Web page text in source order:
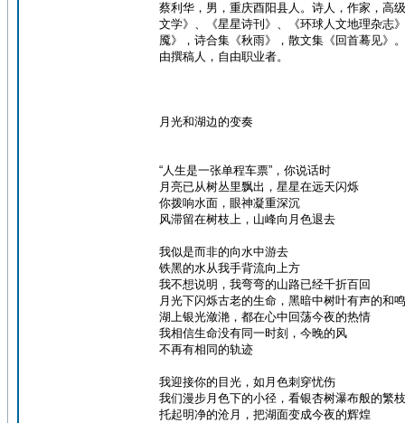
蔡利华，男，重庆酉阳县人。诗人，作家，高
文学》、《星星诗刊》、《环球人文地理杂志
魇》，诗合集《秋雨》，散文集《回首蓦见》
由撰稿人，自由职业者。
月光和湖边的变奏
“人生是一张单程车票”，你说话时
月亮已从树丛里飘出，星星在远天闪烁
你拨响水面，眼神凝重深沉
风滞留在树枝上，山峰向月色退去
我似是而非的向水中游去
铁黑的水从我手背流向上方
我不想说明，我弯弯的山路已经千折百回
月光下闪烁古老的生命，黑暗中树叶有声的和鸣
湖上银光潋滟，都在心中回荡今夜的热情
我相信生命没有同一时刻，今晚的风
不再有相同的轨迹
我迎接你的目光，如月色刺穿忧伤
我们漫步月色下的小径，看银杏树瀑布般的繁枝
托起明净的沧月，把湖面变成今夜的辉煌